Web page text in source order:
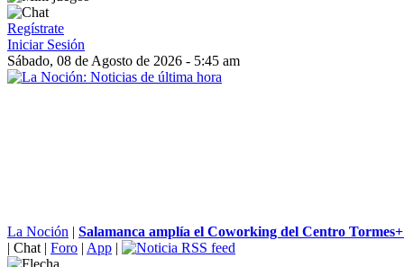
Regístrate
Iniciar Sesión
Sábado, 08 de Agosto de 2026 - 5:45 am
La Noción | Salamanca amplía el Coworking del Centro
| Chat | Foro | App |